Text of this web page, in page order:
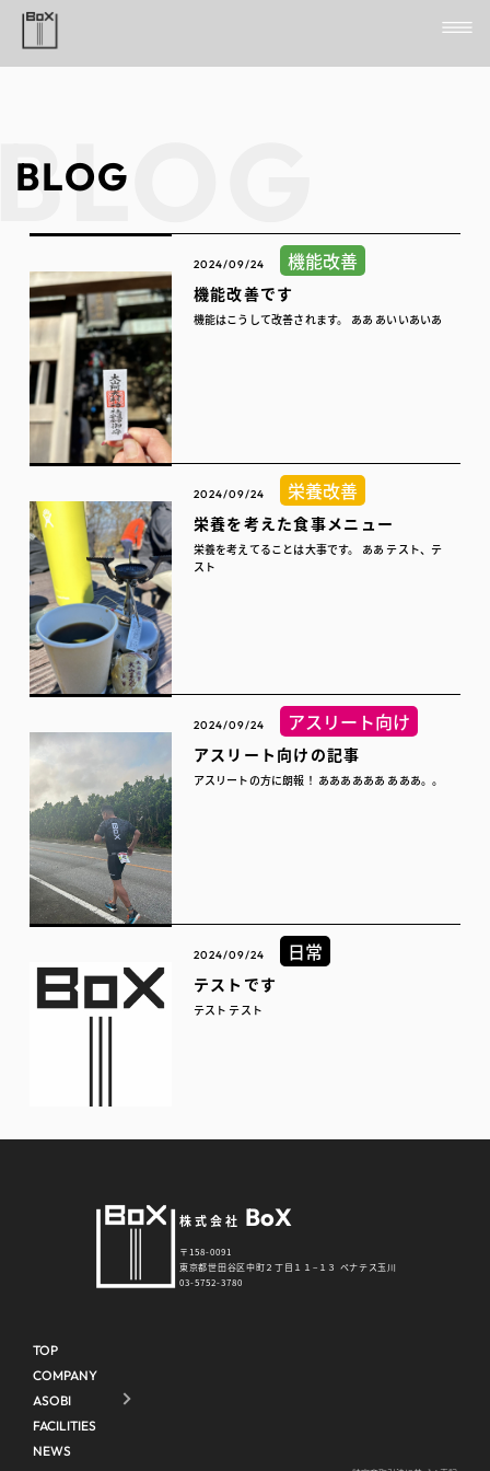
BLOG
2024/09/24 機能改善
機能改善です
機能はこうして改善されます。 ああ あいいあいあ
2024/09/24 栄養改善
栄養を考えた食事メニュー
栄養を考えてることは大事です。 ああ テスト、テ
スト
2024/09/24 アスリート向け
アスリート向けの記事
アスリートの方に朗報！ ああああああ あああ。。
2024/09/24 日常
テストです
テスト テスト
株式会社 BoX
〒158-0091
東京都世田谷区中町２丁目１１−１３ ペナテス玉川
03-5752-3780
TOP
COMPANY
ASOBI
FACILITIES
NEWS